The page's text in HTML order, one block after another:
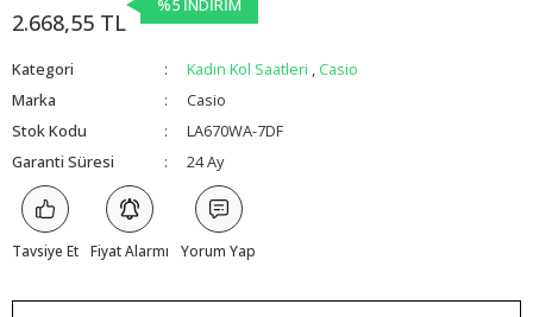
2.668,55 TL
%5 İNDİRİM
Kategori Kadın Kol Saatleri , Casio
Marka
Casio
Stok Kodu
LA670WA-7DF
Garanti Süresi
24 Ay
Tavsiye Et Fiyat Alarmı Yorum Yap